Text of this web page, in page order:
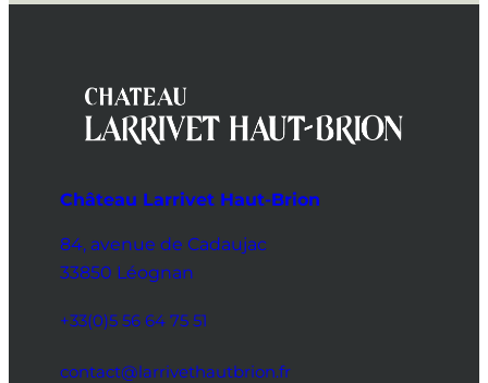
Château Larrivet Haut-Brion
84, avenue de Cadaujac
33850 Léognan
+33(0)5 56 64 75 51
contact@larrivethautbrion.fr